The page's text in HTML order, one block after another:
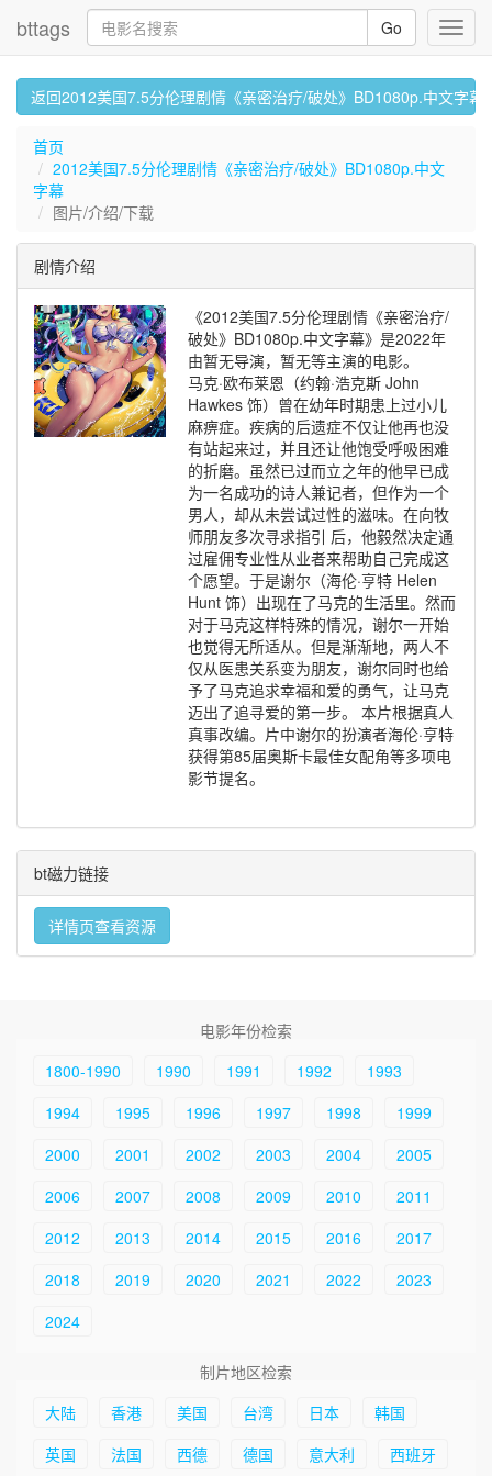
bttags Go
返回2012美国7.5分伦理剧情《亲密治疗/破处》BD1080p.中文字幕
首页
2012美国7.5分伦理剧情《亲密治疗/破处》BD1080p.中文
字幕
图片/介绍/下载
剧情介绍
《2012美国7.5分伦理剧情《亲密治疗/
破处》BD1080p.中文字幕》是2022年
由暂无导演，暂无等主演的电影。
马克·欧布莱恩（约翰·浩克斯 John
Hawkes 饰）曾在幼年时期患上过小儿
麻痹症。疾病的后遗症不仅让他再也没
有站起来过，并且还让他饱受呼吸困难
的折磨。虽然已过而立之年的他早已成
为一名成功的诗人兼记者，但作为一个
男人，却从未尝试过性的滋味。在向牧
师朋友多次寻求指引 后，他毅然决定通
过雇佣专业性从业者来帮助自己完成这
个愿望。于是谢尔（海伦·亨特 Helen
Hunt 饰）出现在了马克的生活里。然而
对于马克这样特殊的情况，谢尔一开始
也觉得无所适从。但是渐渐地，两人不
仅从医患关系变为朋友，谢尔同时也给
予了马克追求幸福和爱的勇气，让马克
迈出了追寻爱的第一步。 本片根据真人
真事改编。片中谢尔的扮演者海伦·亨特
获得第85届奥斯卡最佳女配角等多项电
影节提名。
bt磁力链接
详情页查看资源
电影年份检索
1800-1990
1990 1991 1992
1993
1994
1995 1996 1997 1998
1999
2000
2001 2002 2003 2004
2005
2006
2007 2008 2009 2010
2011
2012
2013 2014 2015 2016
2017
2018
2019 2020 2021 2022
2023
2024
制片地区检索
大陆
香港 美国 台湾 日本
韩国
英国
法国 西德 德国 意大利 西班牙